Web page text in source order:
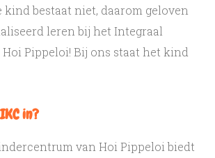
kind bestaat niet, daarom geloven
leren bij het Integraal
Pippeloi! Bij ons staat het kind
in?
van Hoi Pippeloi biedt